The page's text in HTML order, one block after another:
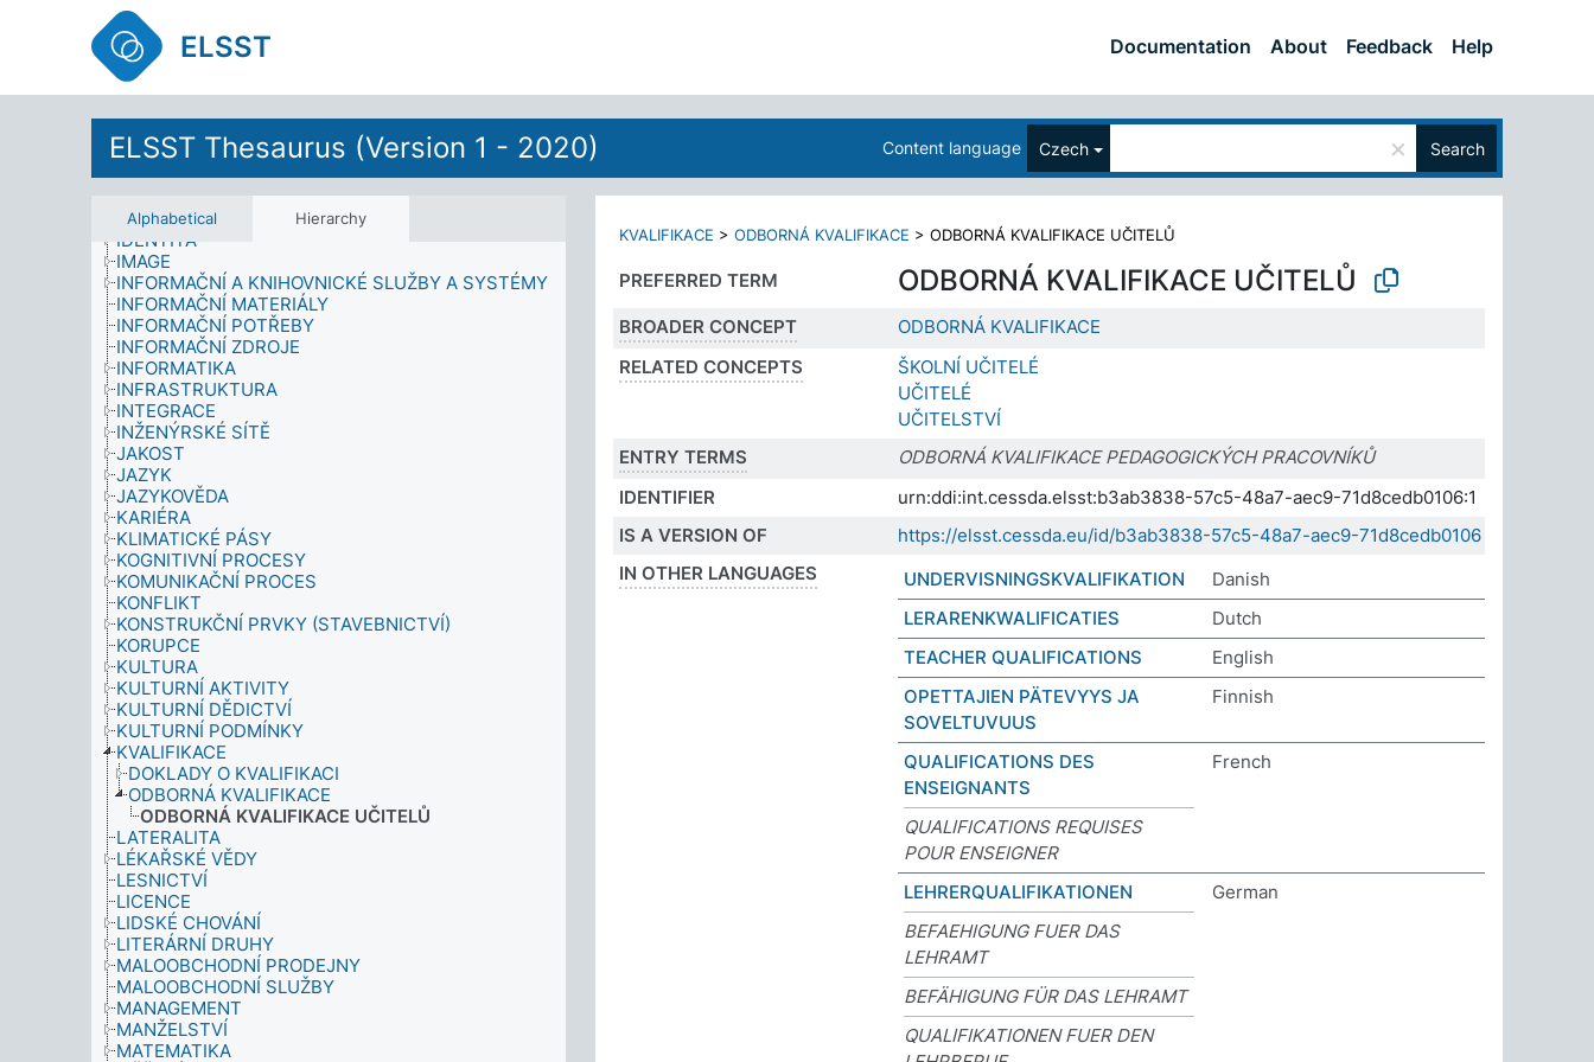
ELSST Documentation About Feedback Help
ELSST Thesaurus (Version 1 - 2020) Content language Czech × Search
Alphabetical Hierarchy
ESOTERICKÉ PRAKTIKY
ETIKA
FILOZOFIE
FOTOGRAFOVÁNÍ
FYZIKA
FYZIOLOGICKÉ ÚČINKY
HISTORIE A PŘÍBUZNÉ OBORY
HODNOCENÍ
HUDEBNÍCI
IDENTITA
IMAGE
INFORMAČNÍ A KNIHOVNICKÉ SLUŽBY A SYSTÉMY
INFORMAČNÍ MATERIÁLY
INFORMAČNÍ POTŘEBY
INFORMAČNÍ ZDROJE
INFORMATIKA
INFRASTRUKTURA
INTEGRACE
INŽENÝRSKÉ SÍTĚ
JAKOST
JAZYK
JAZYKOVĚDA
KARIÉRA
KLIMATICKÉ PÁSY
KOGNITIVNÍ PROCESY
KOMUNIKAČNÍ PROCES
KONFLIKT
KONSTRUKČNÍ PRVKY (STAVEBNICTVÍ)
KORUPCE
KULTURA
KULTURNÍ AKTIVITY
KULTURNÍ DĚDICTVÍ
KULTURNÍ PODMÍNKY
KVALIFIKACE
DOKLADY O KVALIFIKACI
ODBORNÁ KVALIFIKACE
ODBORNÁ KVALIFIKACE UČITELŮ
LATERALITA
LÉKAŘSKÉ VĚDY
LESNICTVÍ
LICENCE
LIDSKÉ CHOVÁNÍ
LITERÁRNÍ DRUHY
MALOOBCHODNÍ PRODEJNY
MALOOBCHODNÍ SLUŽBY
MANAGEMENT
MANŽELSTVÍ
MATEMATIKA
KVALIFIKACE > ODBORNÁ KVALIFIKACE > ODBORNÁ KVALIFIKACE UČITELŮ
PREFERRED TERM ODBORNÁ KVALIFIKACE UČITELŮ
BROADER CONCEPT
ODBORNÁ KVALIFIKACE
RELATED CONCEPTS
ŠKOLNÍ UČITELÉ
UČITELÉ
UČITELSTVÍ
ENTRY TERMS
ODBORNÁ KVALIFIKACE PEDAGOGICKÝCH PRACOVNÍKŮ
IDENTIFIER
urn:ddi:int.cessda.elsst:b3ab3838-57c5-48a7-aec9-71d8cedb0106:1
IS A VERSION OF
https://elsst.cessda.eu/id/b3ab3838-57c5-48a7-aec9-71d8cedb0106
IN OTHER LANGUAGES
UNDERVISNINGSKVALIFIKATION
Danish
LERARENKWALIFICATIES
Dutch
TEACHER QUALIFICATIONS
English
OPETTAJIEN PÄTEVYYS JA
SOVELTUVUUS
Finnish
QUALIFICATIONS DES
ENSEIGNANTS
French
QUALIFICATIONS REQUISES
POUR ENSEIGNER
LEHRERQUALIFIKATIONEN
German
BEFAEHIGUNG FUER DAS
LEHRAMT
BEFÄHIGUNG FÜR DAS LEHRAMT
QUALIFIKATIONEN FUER DEN